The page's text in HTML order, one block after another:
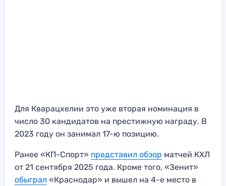
Для Кварацхелии это уже вторая номинация в
число 30 кандидатов на престижную награду. В
2023 году он занимал 17-ю позицию.
Ранее «КП-Спорт» представил обзор матчей КХЛ
от 21 сентября 2025 года. Кроме того, «Зенит»
обыграл «Краснодар» и вышел на 4-е место в